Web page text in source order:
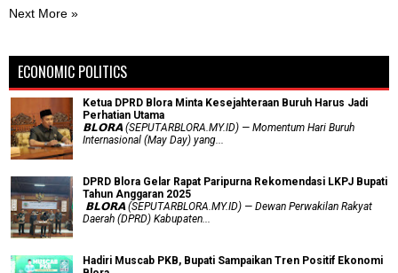
Next More »
ECONOMIC POLITICS
Ketua DPRD Blora Minta Kesejahteraan Buruh Harus Jadi
Perhatian Utama
​𝗕𝗟𝗢𝗥𝗔 (SEPUTARBLORA.MY.ID) — Momentum Hari Buruh
Internasional (May Day) yang...
DPRD Blora Gelar Rapat Paripurna Rekomendasi LKPJ Bupati
Tahun Anggaran 2025
‎ 𝗕𝗟𝗢𝗥𝗔 (SEPUTARBLORA.MY.ID) — Dewan Perwakilan Rakyat
Daerah (DPRD) Kabupaten...
Hadiri Muscab PKB, Bupati Sampaikan Tren Positif Ekonomi